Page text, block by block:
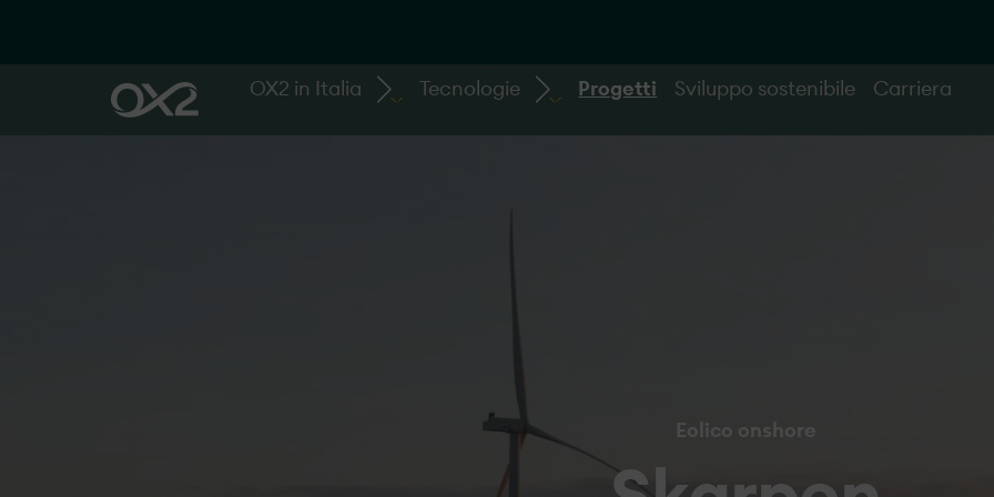
OX2 in Italia Tecnologie Progetti Sviluppo sostenibile Carriera
Eolico onshore